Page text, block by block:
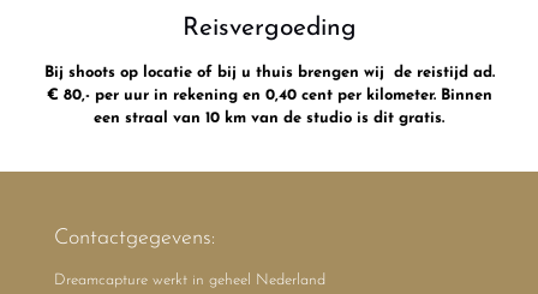
Reisvergoeding
Bij shoots op locatie of bij u thuis brengen wij de reistijd ad.
€ 80,- per uur in rekening en 0,40 cent per kilometer. Binnen
een straal van 10 km van de studio is dit gratis.
Contactgegevens:
Dreamcapture werkt in geheel Nederland